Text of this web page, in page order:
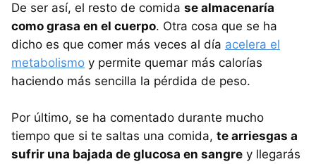
De ser así, el resto de comida se almacenaría
como grasa en el cuerpo. Otra cosa que se ha
dicho es que comer más veces al día acelera el
metabolismo y permite quemar más calorías
haciendo más sencilla la pérdida de peso.
Por último, se ha comentado durante mucho
tiempo que si te saltas una comida, te arriesgas a
sufrir una bajada de glucosa en sangre y llegarás